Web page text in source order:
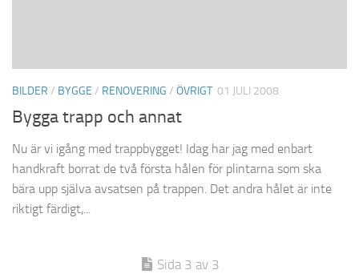
BILDER / BYGGE / RENOVERING / ÖVRIGT 01 JULI 2008
Bygga trapp och annat
Nu är vi igång med trappbygget! Idag har jag med enbart
handkraft borrat de två första hålen för plintarna som ska
bära upp själva avsatsen på trappen. Det andra hålet är inte
riktigt färdigt,...
Sida 3 av 3